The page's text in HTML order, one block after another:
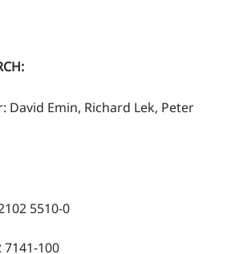
David Emin, Richard Lek, Peter
5510-0
7141-100